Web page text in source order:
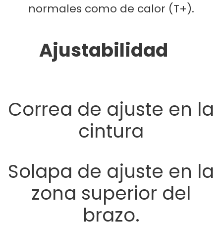
normales como de calor (T+).
Ajustabilidad
Correa de ajuste en la
cintura
Solapa de ajuste en la
zona superior del
brazo.